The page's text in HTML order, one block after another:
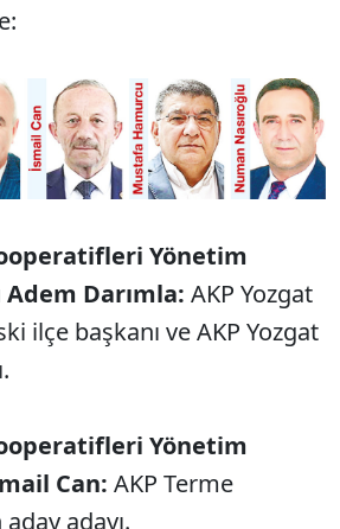
Yönetim
Darımla: AKP Yozgat
ilçe başkanı ve AKP Yozgat
Yönetim
Can: AKP Terme
adayı.